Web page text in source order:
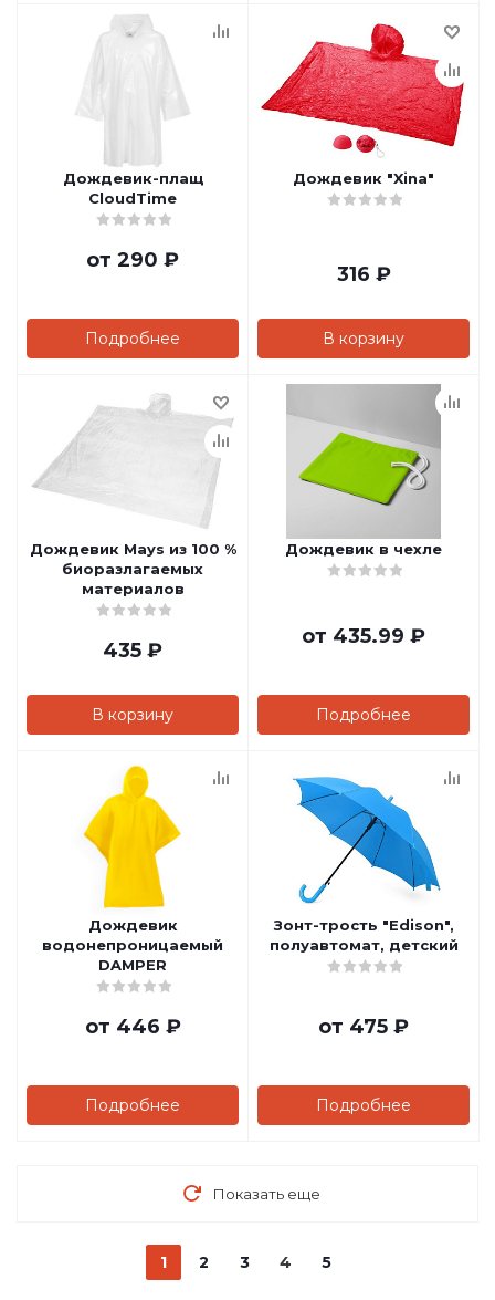
Дождевик-плащ
CloudTime
от 290 ₽
Подробнее
Дождевик "Xina"
316 ₽
В корзину
Дождевик Mays из 100 %
биоразлагаемых
материалов
435 ₽
В корзину
Дождевик в чехле
от 435.99 ₽
Подробнее
Дождевик
водонепроницаемый
DAMPER
от 446 ₽
Подробнее
Зонт-трость "Edison",
полуавтомат, детский
от 475 ₽
Подробнее
Показать еще
1 2 3 4 5